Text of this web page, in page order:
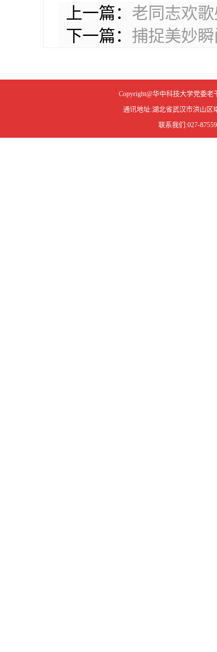
上一篇： 老同志欢
下一篇： 捕捉美妙
Copyright@华中科技大学党委
通讯地址:湖北省武汉市洪山区
联系我们:027-